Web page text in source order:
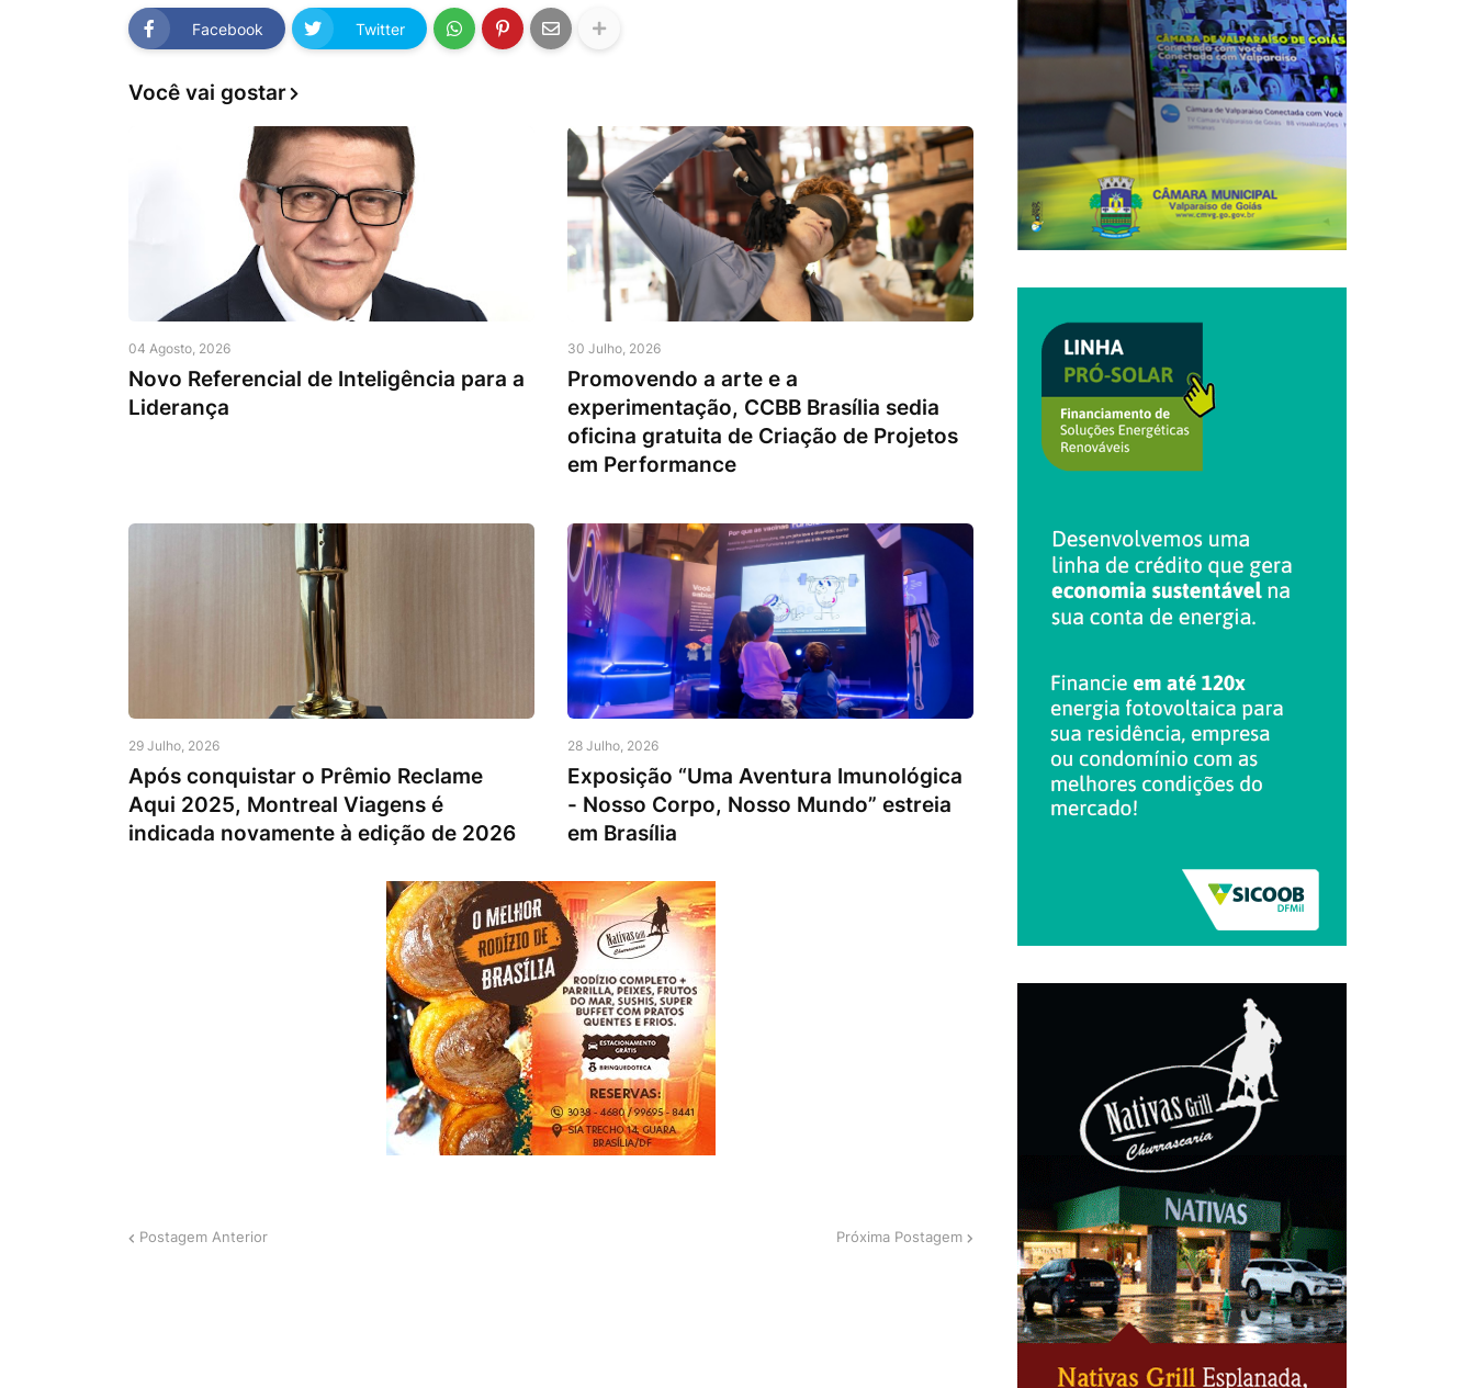
Facebook Twitter
Você vai gostar
04 Agosto, 2026
Novo Referencial de Inteligência para a
Liderança
30 Julho, 2026
Promovendo a arte e a
experimentação, CCBB Brasília sedia
oficina gratuita de Criação de Projetos
em Performance
29 Julho, 2026
Após conquistar o Prêmio Reclame
Aqui 2025, Montreal Viagens é
indicada novamente à edição de 2026
28 Julho, 2026
Exposição “Uma Aventura Imunológica
- Nosso Corpo, Nosso Mundo” estreia
em Brasília
Postagem Anterior Próxima Postagem